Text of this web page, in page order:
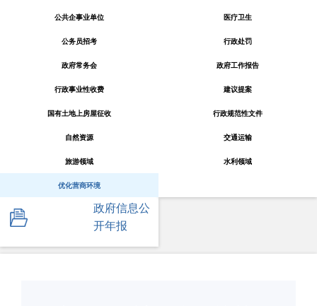
公共企事业单位 医疗卫生
公务员招考 行政处罚
政府常务会 政府工作报告
行政事业性收费 建议提案
国有土地上房屋征收 行政规范性文件
自然资源 交通运输
旅游领域 水利领域
优化营商环境
政府信息公
开年报